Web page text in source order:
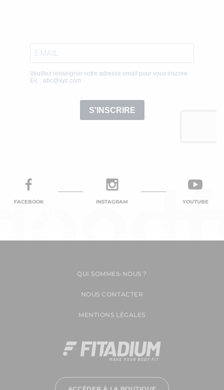
FACEBOOK INSTAGRAM YOUTUBE
QUI SOMMES-NOUS ?
NOUS CONTACTER
MENTIONS LÉGALES